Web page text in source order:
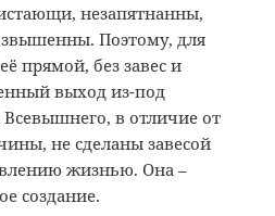
незапятнанны,
Поэтому, для
прямой, без завес и
выход из-под
в отличие от
не сделаны завесой
жизнью. Она –
создание.